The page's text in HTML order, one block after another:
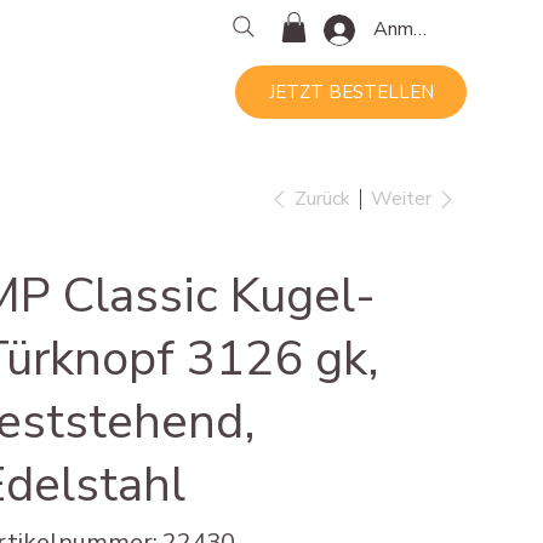
JETZT BESTELLEN
Anmelden
Zurück Weiter
Classic Kugel-
3126 gk,
Artikelnummer: